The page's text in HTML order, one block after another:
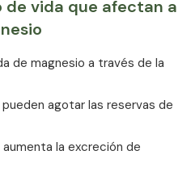
de vida que afectan a
de magnesio a través de la
agotar las reservas de
la excreción de